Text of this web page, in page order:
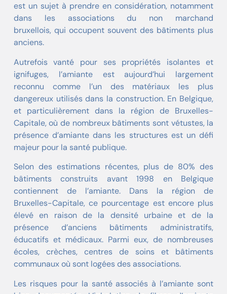
est un sujet à prendre en considération, notamment
dans les associations du non marchand
bruxellois, qui occupent souvent des bâtiments plus
anciens.
Autrefois vanté pour ses propriétés isolantes et
ignifuges, l’amiante est aujourd’hui largement
reconnu comme l’un des matériaux les plus
dangereux utilisés dans la construction. En Belgique,
et particulièrement dans la région de Bruxelles-
Capitale, où de nombreux bâtiments sont vétustes, la
présence d’amiante dans les structures est un défi
majeur pour la santé publique.
Selon des estimations récentes, plus de 80% des
bâtiments construits avant 1998 en Belgique
contiennent de l’amiante. Dans la région de
Bruxelles-Capitale, ce pourcentage est encore plus
élevé en raison de la densité urbaine et de la
présence d’anciens bâtiments administratifs,
éducatifs et médicaux. Parmi eux, de nombreuses
écoles, crèches, centres de soins et bâtiments
communaux où sont logées des associations.
Les risques pour la santé associés à l’amiante sont